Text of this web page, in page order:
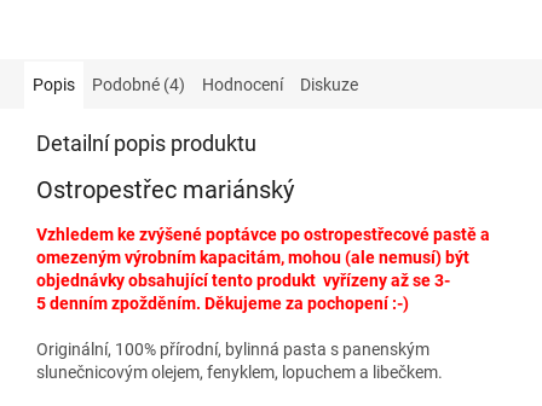
Popis Podobné (4) Hodnocení Diskuze
Detailní popis produktu
Ostropestřec mariánský
Vzhledem ke zvýšené poptávce po ostropestřecové pastě a
omezeným výrobním kapacitám, mohou (ale nemusí) být
objednávky obsahující tento produkt vyřízeny až se 3-
5 denním zpožděním. Děkujeme za pochopení :-)
Originální, 100% přírodní, bylinná pasta s panenským
slunečnicovým olejem, fenyklem, lopuchem a libečkem.